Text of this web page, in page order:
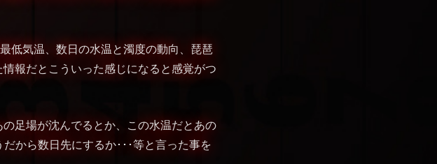
低気温、数日の水温と濁度の動向、琵琶
報だとこういった感じになると感覚がつ
足場が沈んでるとか、この水温だとあの
から数日先にするか･･･等と言った事を